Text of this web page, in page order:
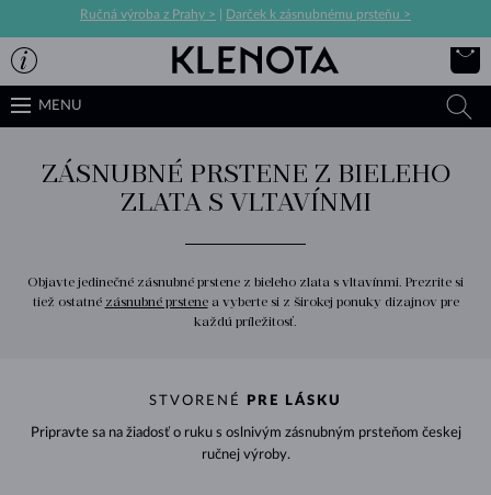
Ručná výroba z Prahy > Darček k zásnubnému prsteňu >
MENU
ZÁSNUBNÉ PRSTENE Z BIELEHO
ZLATA S VLTAVÍNMI
Objavte jedinečné zásnubné prstene z bieleho zlata s vltavínmi. Prezrite si
tiež ostatné zásnubné prstenea vyberte si z širokej ponuky dizajnov pre
každú príležitosť.
STVORENÉ PRE LÁSKU
Pripravte sa na žiadosť o ruku s oslnivým zásnubným prsteňom českej
ručnej výroby.